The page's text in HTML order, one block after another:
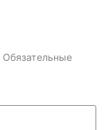
Обязательные